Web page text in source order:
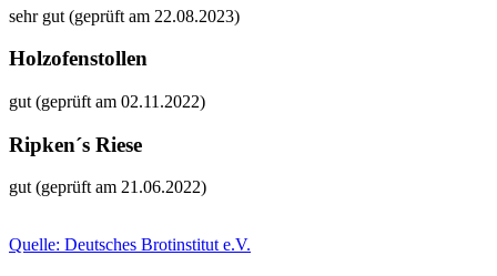
sehr gut (geprüft am 22.08.2023)
Holzofenstollen
gut (geprüft am 02.11.2022)
Ripken´s Riese
gut (geprüft am 21.06.2022)
Quelle: Deutsches Brotinstitut e.V.